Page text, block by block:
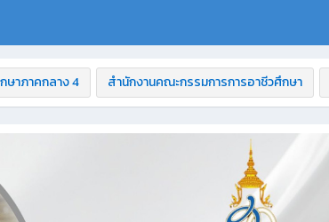
ษาภาคกลาง 4 สำนักงานคณะกรรมการการอาชีวศึกษา